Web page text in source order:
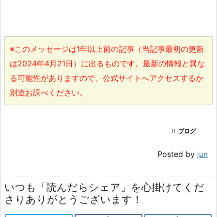
※このメッセージは1年以上前の記事（当記事最初の更新
は2024年4月21日）に出るものです。最新の情報と異な
る可能性がありますので、公式サイトへアクセスするか
別途お調べください。
 ブログ
Posted by jun
いつも「読んだらシェア」を心掛けてくだ
さりありがとうございます！